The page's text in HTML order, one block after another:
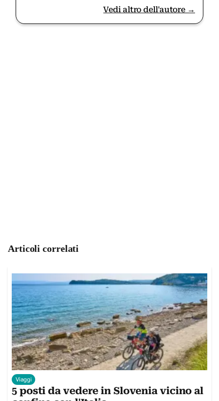
Vedi altro dell'autore →
Articoli correlati
Viaggi
5 posti da vedere in Slovenia vicino al